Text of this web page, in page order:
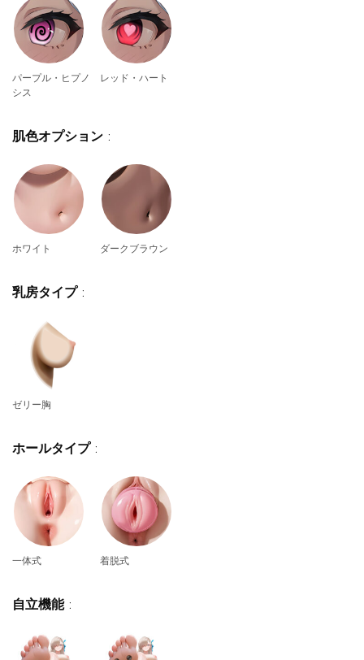
パープル・ヒプノ
シス
レッド・ハート
肌色オプション :
ホワイト ダークブラウン
乳房タイプ :
ゼリー胸
ホールタイプ :
一体式 着脱式
自立機能 :